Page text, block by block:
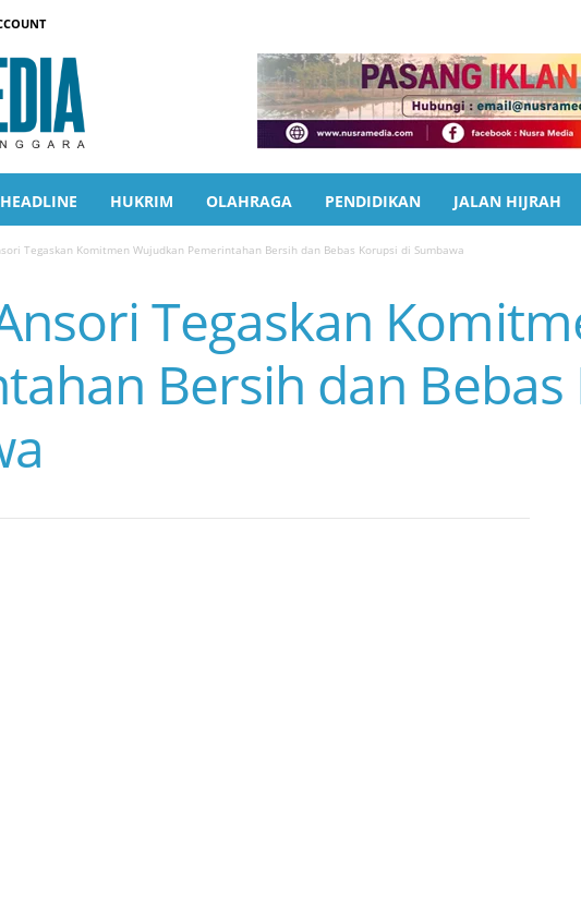
HEADLINE HUKRIM OLAHRAGA PENDIDIKAN JALAN HIJRAH
Tegaskan Komitmen Wujudkan Pemerintahan Bersih dan Bebas Korupsi di Sumbawa
Tegaskan
Bersih dan